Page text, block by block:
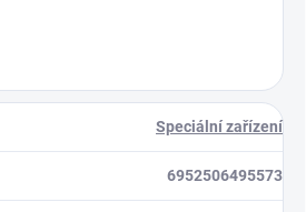
Speciální zařízení
6952506495573